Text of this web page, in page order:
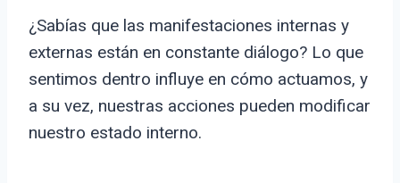
¿Sabías que las manifestaciones internas y
externas están en constante diálogo? Lo que
sentimos dentro influye en cómo actuamos, y
a su vez, nuestras acciones pueden modificar
nuestro estado interno.